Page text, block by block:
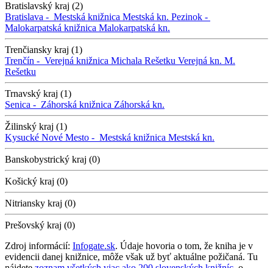
Bratislavský kraj (2)
Bratislava - Mestská knižnica Mestská kn. Pezinok -
Malokarpatská knižnica Malokarpatská kn.
Trenčiansky kraj (1)
Trenčín - Verejná knižnica Michala Rešetku Verejná kn. M.
Rešetku
Trnavský kraj (1)
Senica - Záhorská knižnica Záhorská kn.
Žilinský kraj (1)
Kysucké Nové Mesto - Mestská knižnica Mestská kn.
Banskobystrický kraj (0)
Košický kraj (0)
Nitriansky kraj (0)
Prešovský kraj (0)
Zdroj informácií: Infogate.sk. Údaje hovoria o tom, že kniha je v
evidencii danej knižnice, môže však už byť aktuálne požičaná. Tu